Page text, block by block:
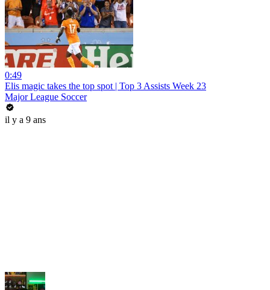
0:49
Elis magic takes the top spot | Top 3 Assists Week 23
Major League Soccer
il y a 9 ans